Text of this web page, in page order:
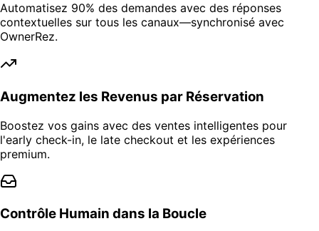
Automatisez 90% des demandes avec des réponses
contextuelles sur tous les canaux—synchronisé avec
OwnerRez.
Augmentez les Revenus par Réservation
Boostez vos gains avec des ventes intelligentes pour
l'early check-in, le late checkout et les expériences
premium.
Contrôle Humain dans la Boucle